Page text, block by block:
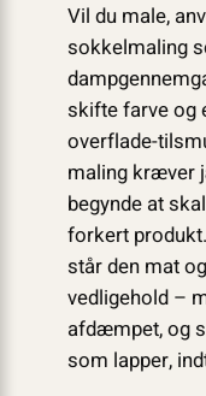
Vil du male,
sokkelmaling
skifte farve og
overflade-
maling kræver
begynde at
forkert
står den mat
vedligehold –
afdæmpet, og
som lapper,